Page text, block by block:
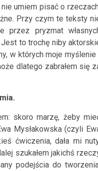
umiem pisać o
Przy czym te teksty
przez pryzmat
to trochę niby
w których moje myślenie
dlatego zabrałem się
skoro marzę, żeby
Mysłakowska (czyli
ćwiczenia, dała mi
szukałem jakichś
podejścia do